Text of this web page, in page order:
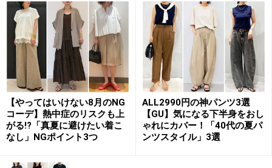
180mlで、写真のようなシンプルなパッケージなので、
玄関やシューズボックスに置いても邪魔にならないのが
◎。梅雨どきには確実に出番が増えますし、ストック買
いができるのもいいですね。
2. 革製品の保湿や磨きに！ 無色のくつクリ
ーム
【やってはいけない8月のNG
コーデ】熱中症のリスクも上
がる!?「真夏に避けたい着こ
なし」NGポイント3つ
ALL2990円の神パンツ3選
【GU】気になる下半身をおし
ゃれにカバー！「40代の夏パ
ンツスタイル」3選